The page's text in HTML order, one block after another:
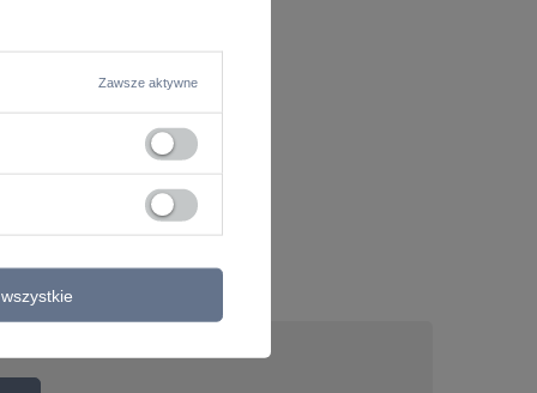
Zawsze aktywne